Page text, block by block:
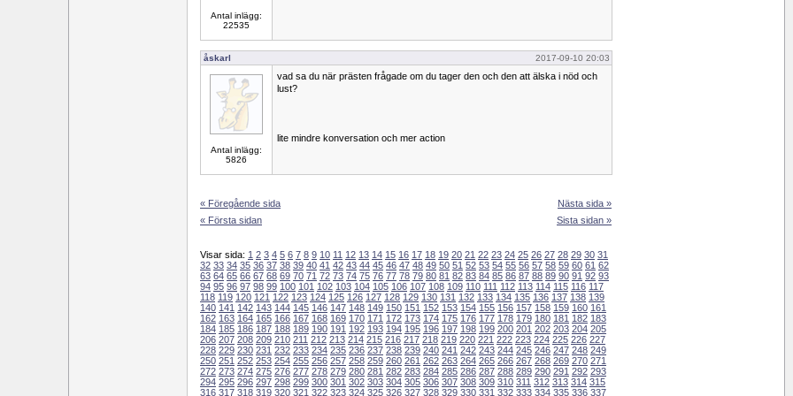
Antal inlägg:
22535
åskarl 2017-09-10 20:03
Antal inlägg:
5826
vad sa du när prästen frågade om du tager den och den att älska i nöd och
lust?
lite mindre konversation och mer action
« Föregående sida
« Första sidan
Nästa sida »
Sista sidan »
Visar sida: 1 2 3 4 5 6 7 8 9 10 11 12 13 14 15 16 17 18 19 20 21 22 23 24 25 26 27 28 29 30 31
32 33 34 35 36 37 38 39 40 41 42 43 44 45 46 47 48 49 50 51 52 53 54 55 56 57 58 59 60 61 62
63 64 65 66 67 68 69 70 71 72 73 74 75 76 77 78 79 80 81 82 83 84 85 86 87 88 89 90 91 92 93
94 95 96 97 98 99 100 101 102 103 104 105 106 107 108 109 110 111 112 113 114 115 116 117
118 119 120 121 122 123 124 125 126 127 128 129 130 131 132 133 134 135 136 137 138 139
140 141 142 143 144 145 146 147 148 149 150 151 152 153 154 155 156 157 158 159 160 161
162 163 164 165 166 167 168 169 170 171 172 173 174 175 176 177 178 179 180 181 182 183
184 185 186 187 188 189 190 191 192 193 194 195 196 197 198 199 200 201 202 203 204 205
206 207 208 209 210 211 212 213 214 215 216 217 218 219 220 221 222 223 224 225 226 227
228 229 230 231 232 233 234 235 236 237 238 239 240 241 242 243 244 245 246 247 248 249
250 251 252 253 254 255 256 257 258 259 260 261 262 263 264 265 266 267 268 269 270 271
272 273 274 275 276 277 278 279 280 281 282 283 284 285 286 287 288 289 290 291 292 293
294 295 296 297 298 299 300 301 302 303 304 305 306 307 308 309 310 311 312 313 314 315
316 317 318 319 320 321 322 323 324 325 326 327 328 329 330 331 332 333 334 335 336 337